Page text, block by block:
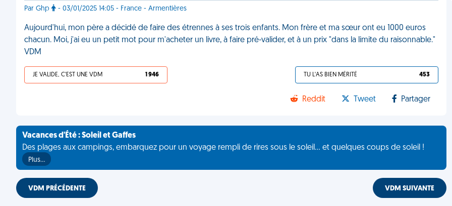
Par Ghp - 03/01/2025 14:05 - France - Armentières
Aujourd'hui, mon père a décidé de faire des étrennes à ses trois enfants. Mon frère et ma sœur ont eu 1000 euros
chacun. Moi, j'ai eu un petit mot pour m'acheter un livre, à faire pré-valider, et à un prix "dans la limite du raisonnable."
VDM
JE VALIDE, C'EST UNE VDM 1 946 TU L'AS BIEN MÉRITÉ 453
Reddit Tweet Partager
Vacances d'Été : Soleil et Gaffes
Des plages aux campings, embarquez pour un voyage rempli de rires sous le soleil... et quelques coups de soleil !
Plus…
VDM PRÉCÉDENTE VDM SUIVANTE